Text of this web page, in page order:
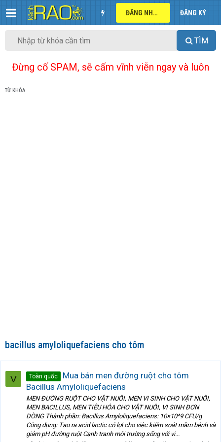
ĐĂNG NHẬP ĐĂNG KÝ
TÌM
Đừng cố SPAM, sẽ cấm vĩnh viễn ngay và luôn
TỪ KHÓA
bacillus amyloliquefaciens cho tôm
V Toàn quốc
Mua bán men đường ruột cho tôm
Bacillus Amyloliquefaciens
MEN ĐƯỜNG RUỘT CHO VẬT NUÔI, MEN VI SINH CHO VẬT NUÔI,
MEN BACILLUS, MEN TIÊU HÓA CHO VẬT NUÔI, VI SINH ĐƠN
DÒNG Thành phần: Bacillus Amyloliquefaciens: 10×10^9 CFU/g
Công dụng: Tạo ra acid lactic có lợi cho việc kiểm soát mầm bệnh và
giảm pH đường ruột Cạnh tranh môi trường sống với vi...